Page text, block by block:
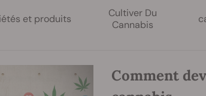
et produits
Cultiver Du
Cannabis
Comment